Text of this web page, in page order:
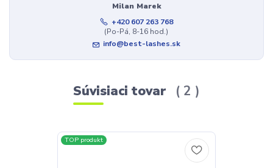
Milan Marek
+420 607 263 768
(Po-Pá, 8-16 hod.)
info@best-lashes.sk
Súvisiaci tovar 2
TOP produkt